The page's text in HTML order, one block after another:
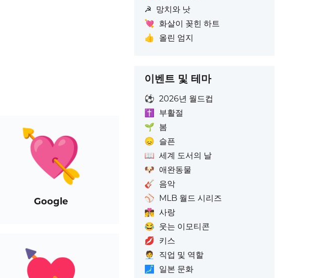
Google
☭ 망치와 낫
💘 화살이 꽂힌 하트
👍
올린 엄지
이벤트 및 테마
⚽ 2026년 월드컵
✝️
부활절
🌱 봄
😞 슬픈
📖 세계 도서의 날
🐶 애완동물
🎸 음악
⚾ MLB 월드 시리즈
👩‍❤️‍💋‍👨 사랑
😂 웃는 이모티콘
💋 키스
🧑‍💼
직업 및 역할
🗾
일본 문화